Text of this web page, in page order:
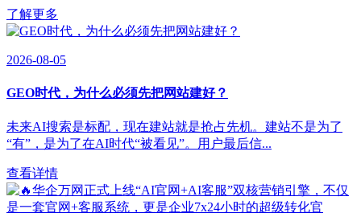
了解更多
2026-08-05
GEO时代，为什么必须先把网站建好？
未来AI搜索是标配，现在建站就是抢占先机。建站不是为了
“有”，是为了在AI时代“被看见”。用户最后信...
查看详情